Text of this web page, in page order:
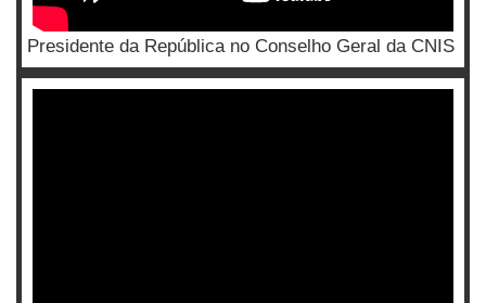
Presidente da República no Conselho Geral da CNIS